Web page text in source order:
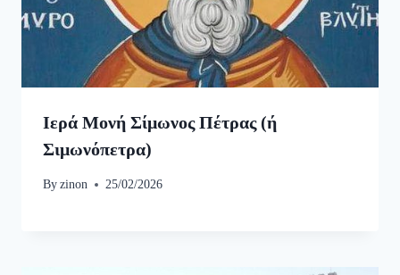
Ιερά Μονή Σίμωνος Πέτρας (ή
Σιμωνόπετρα)
Byzinon 25/02/2026